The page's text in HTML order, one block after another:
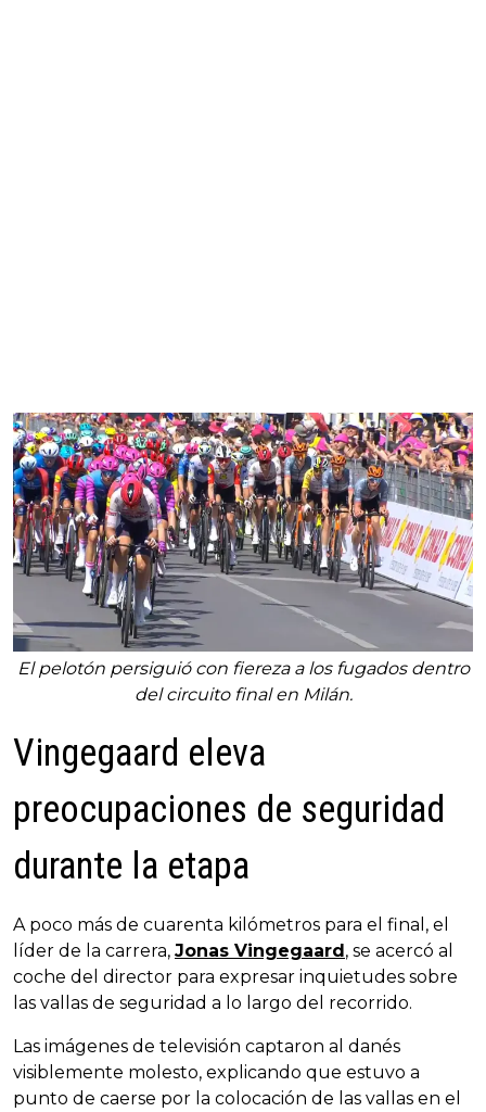
El pelotón persiguió con fiereza a los fugados dentro
del circuito final en Milán.
Vingegaard eleva
preocupaciones de seguridad
durante la etapa
A poco más de cuarenta kilómetros para el final, el
líder de la carrera, Jonas Vingegaard, se acercó al
coche del director para expresar inquietudes sobre
las vallas de seguridad a lo largo del recorrido.
Las imágenes de televisión captaron al danés
visiblemente molesto, explicando que estuvo a
punto de caerse por la colocación de las vallas en el